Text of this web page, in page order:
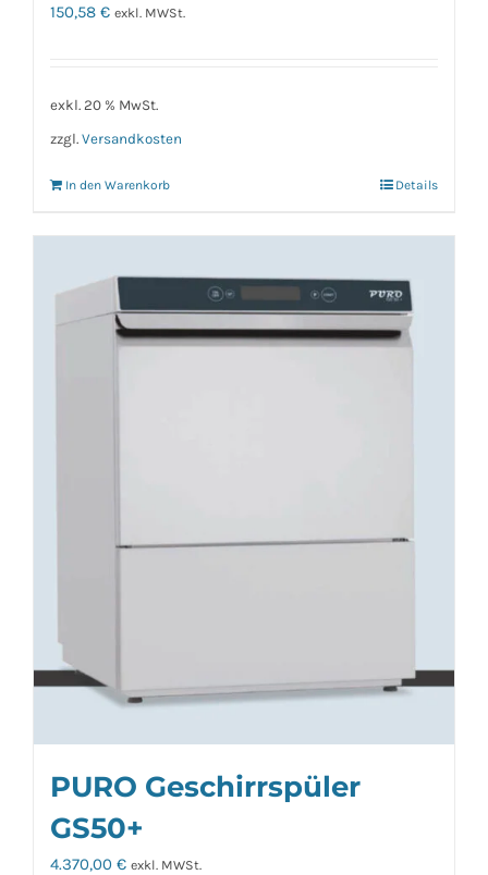
150,58 € exkl. MWSt.
exkl. 20 % MwSt.
zzgl. Versandkosten
In den Warenkorb Details
PURO Geschirrspüler
GS50+
4.370,00 € exkl. MWSt.